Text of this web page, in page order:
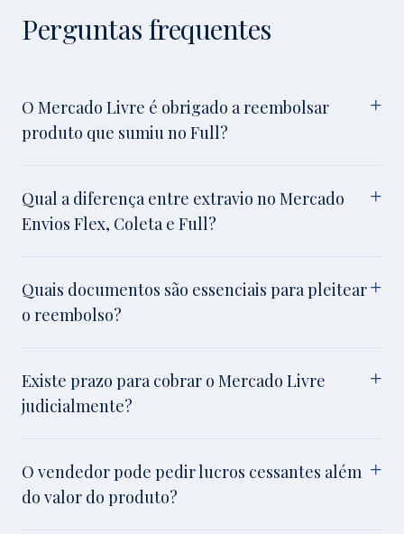
Perguntas frequentes
O Mercado Livre é obrigado a reembolsar
produto que sumiu no Full?
Qual a diferença entre extravio no Mercado
Envios Flex, Coleta e Full?
Quais documentos são essenciais para pleitear
o reembolso?
Existe prazo para cobrar o Mercado Livre
judicialmente?
O vendedor pode pedir lucros cessantes além
do valor do produto?